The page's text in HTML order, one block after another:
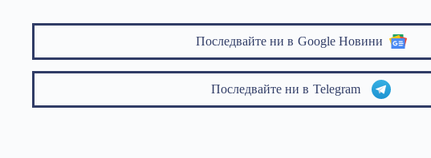
Последвайте ни в Google Новини
Последвайте ни в Telegram